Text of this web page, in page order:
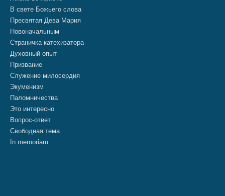
В свете Божьего слова
Пресвятая Дева Мария
Новоначальным
Страничка катехизатора
Духовный опыт
Призвание
Служение милосердия
Экуменизм
Паломничества
Это интересно
Вопрос-ответ
Свободная тема
In memoriam